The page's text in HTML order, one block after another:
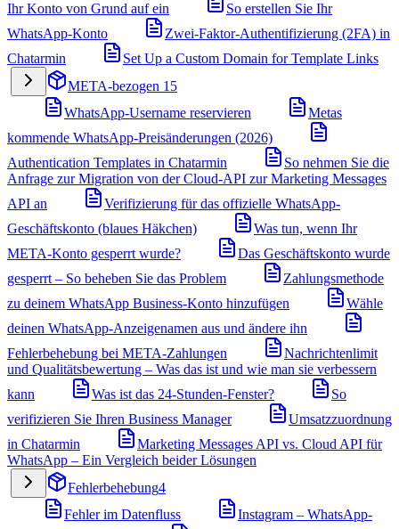
Ihr Konto von Grund auf ein
So erstellen Sie Ihr
WhatsApp-Konto
Zwei-Faktor-Authentifizierung (2FA) in
Chatarmin
Set Up a Custom Domain for Template Links
META-bezogen 15
WhatsApp-Username reservieren
Metas
kommende WhatsApp-Preisänderungen (2026)
Authentication Templates in Chatarmin
So nehmen Sie die
Anfrage zur Migration von der Cloud-API zur Marketing Messages
API an
Verifizierung für das offizielle WhatsApp-
Geschäftskonto (blaues Häkchen)
Was tun, wenn Ihr
META-Konto gesperrt wurde?
Das Geschäftskonto wurde
gesperrt – So beheben Sie das Problem
Zahlungsmethode
zu deinem WhatsApp Business-Konto hinzufügen
Wähle
deinen WhatsApp-Anzeigenamen aus und ändere ihn
Fehlerbehebung bei META-Zahlungen
Nachrichtenlimit
und Qualitätsbewertung – Was das ist und wie man sie verbessern
kann
Was ist das 24-Stunden-Fenster?
So
verifizieren Sie Ihren Business Manager
Umsatzzuordnung
in Chatarmin
Marketing Messages API vs. Cloud API für
WhatsApp – Ein Vergleich beider Lösungen
Fehlerbehebung4
Fehler im Datenfluss
Instagram – WhatsApp-